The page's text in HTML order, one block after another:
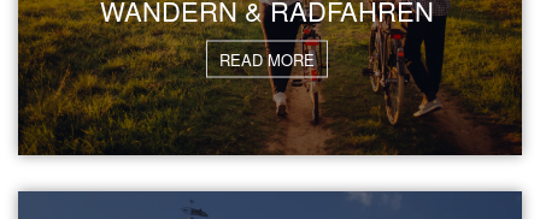
WANDERN & RADFAHREN
READ MORE